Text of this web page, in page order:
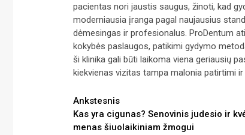
pacientas nori jaustis saugus, žinoti, kad
moderniausia įranga pagal naujausius
dėmesingas ir profesionalus. ProDentum
kokybės paslaugos, patikimi gydymo
ši klinika gali būti laikoma viena geriausių
kiekvienas vizitas tampa malonia patirtimi
Continue
Reading
Ankstesnis
Kas yra cigunas? Senovinis judesio ir
menas šiuolaikiniam žmogui